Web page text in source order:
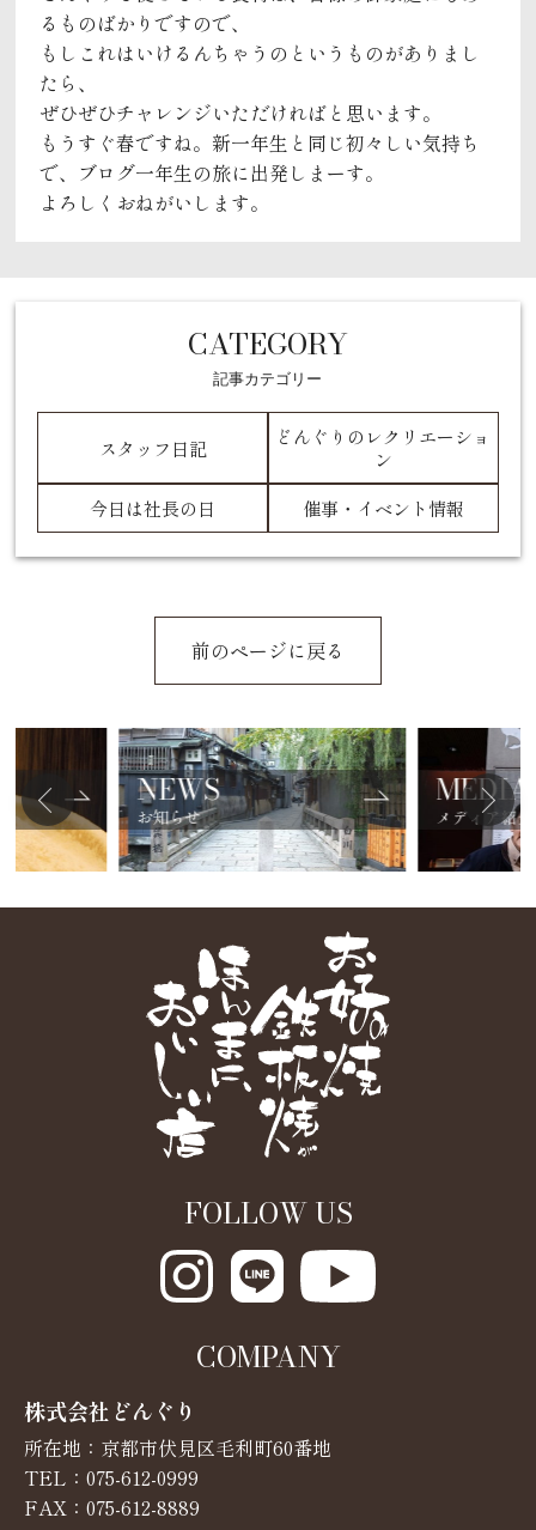
るものばかりですので、
もしこれはいけるんちゃうのというものがありまし
たら、
ぜひぜひチャレンジいただければと思います。
もうすぐ春ですね。新一年生と同じ初々しい気持ち
で、ブログ一年生の旅に出発しまーす。
よろしくおねがいします。
CATEGORY
記事カテゴリー
スタッフ日記
どんぐりのレクリエーショ
ン
今日は社長の日
催事・イベント情報
前のページに戻る
FOLLOW US
COMPANY
株式会社どんぐり
所在地：京都市伏見区毛利町60番地
TEL： 075-612-0999
FAX：075-612-8889